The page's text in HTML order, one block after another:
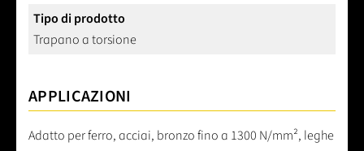
Tipo di prodotto
Trapano a torsione
APPLICAZIONI
Adatto per ferro, acciai, bronzo fino a 1300 N/mm², leghe